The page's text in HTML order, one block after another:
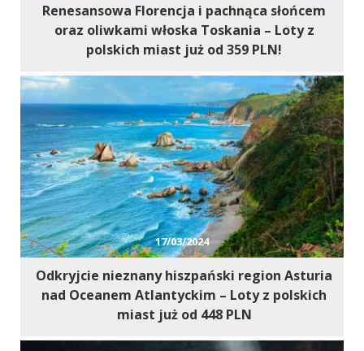
Renesansowa Florencja i pachnąca słońcem
oraz oliwkami włoska Toskania – Loty z
polskich miast już od 359 PLN!
17/03/2024
Odkryjcie nieznany hiszpański region Asturia
nad Oceanem Atlantyckim – Loty z polskich
miast już od 448 PLN